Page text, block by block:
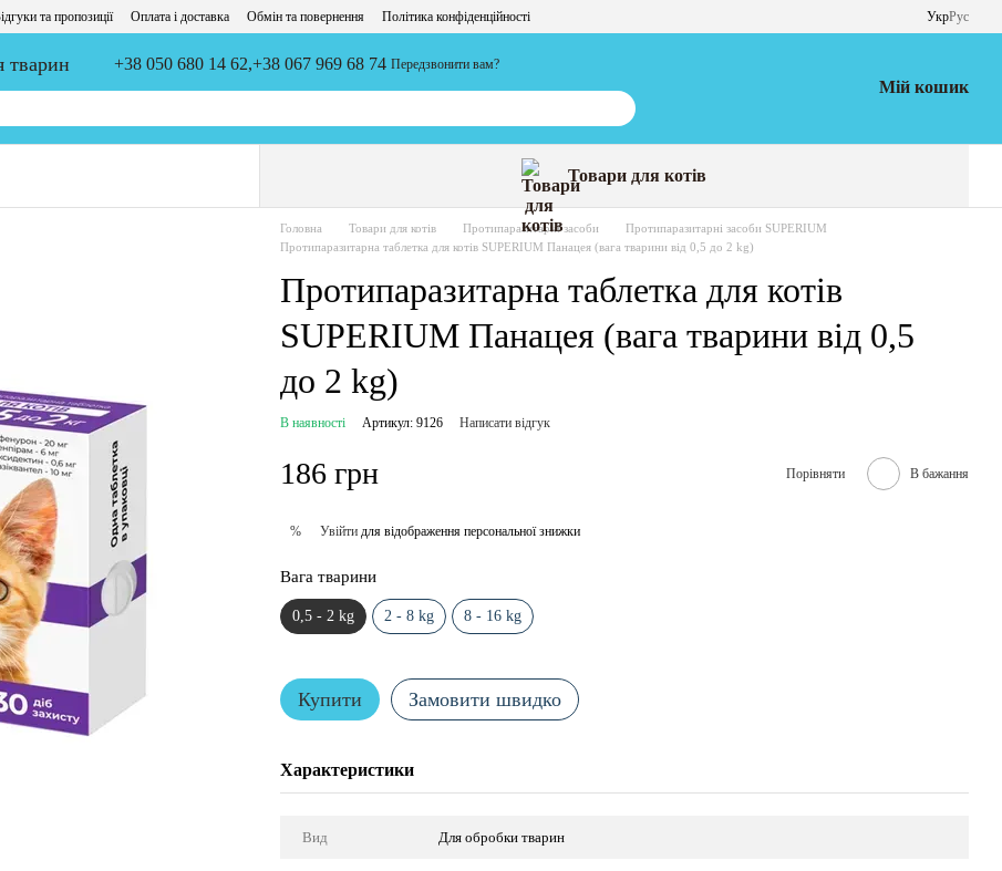
та пропозиції Оплата і доставка Обмін та повернення Політика конфіденційності УкрРус
тварин +38 050 680 14 62,+38 067 969 68 74 Передзвонити вам?
Мій кошик
Товари для котів
Головна Товари для котів Протипаразитарні засоби
Протипаразитарні засоби SUPERIUM
Протипаразитарна таблетка для котів SUPERIUM Панацея (вага тварини від 0,5 до 2 kg)
Протипаразитарна таблетка для котів
SUPERIUM Панацея (вага тварини від 0,5
до 2 kg)
В наявності Артикул: 9126 Написати відгук
186 грн Порівняти В бажання
% Увійти для відображення персональної знижки
Вага тварини
0,5 - 2 kg 2 - 8 kg 8 - 16 kg
Купити Замовити швидко
Характеристики
Вид Для обробки тварин